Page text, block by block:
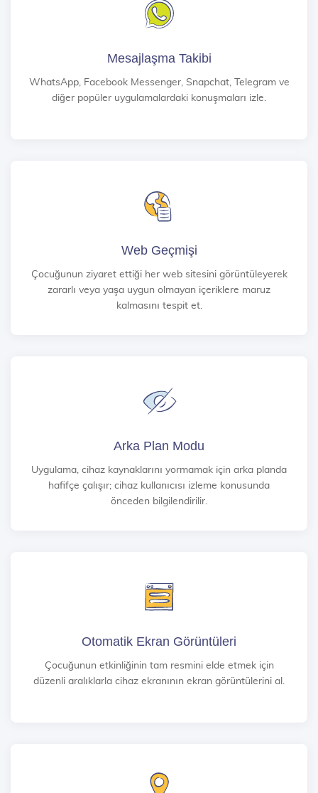
Mesajlaşma Takibi
WhatsApp, Facebook Messenger, Snapchat, Telegram ve
diğer popüler uygulamalardaki konuşmaları izle.
Web Geçmişi
Çocuğunun ziyaret ettiği her web sitesini görüntüleyerek
zararlı veya yaşa uygun olmayan içeriklere maruz
kalmasını tespit et.
Arka Plan Modu
Uygulama, cihaz kaynaklarını yormamak için arka planda
hafifçe çalışır; cihaz kullanıcısı izleme konusunda
önceden bilgilendirilir.
Otomatik Ekran Görüntüleri
Çocuğunun etkinliğinin tam resmini elde etmek için
düzenli aralıklarla cihaz ekranının ekran görüntülerini al.